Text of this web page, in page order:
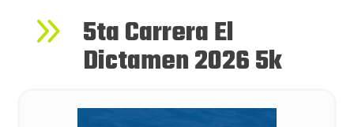
9 5ta Carrera El
Dictamen 2026 5k